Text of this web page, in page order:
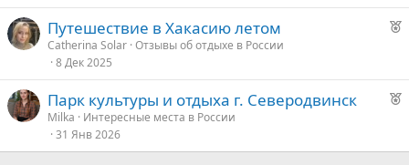
о
Р
о
Путешествие в Хакасию летом
Catherina Solar Отзывы об отдыхе в России
8 Дек 2025
Р
о
Парк культуры и отдыха г. Северодвинск
Milka
Интересные места в России
31 Янв 2026